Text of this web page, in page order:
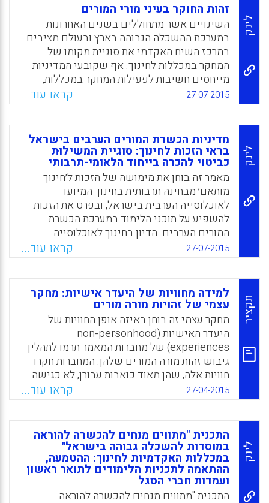
לינק
זהות החוקר בעיני מורי המורים
השינויים אשר מתחוללים בשנים האחרונות
במערכת ההשכלה הגבוהה בארץ ובעולם מציבים
במרכז השיח האקדמי את סוגיית מקומו של
המחקר במכללות לחינוך. אף שקובעי המדיניות
מייחסים חשיבות לפעילות המחקר במכללות,
בפועל הפעילות הזו מועטה. נוסף על כך נשמעות
טענות בדבר אי-התאמתו של המחקר ל'זהות
הליבה' של מורי מורים – מעשה ההוראה. על מנת
לבחון כיצד ה'חוקר' יכול להיות חלק קוהרנטי
מזהותו של מורה המורים ולשקף את מהותו, נעשה
במחקר שימוש במתודולוגיה המשלבת בין שיטות
מחקר כמותיות לשיטות מחקר איכותניות (mixed
methods) כדי לאפיין את זהותו של 'מורה מורים
חוקר' (התכונות המיוחסות לו והפעילויות המצופות
ממנו) בעיני מורי המורים. כמו כן נבדק אם יש
הבדלים בין בעלי תפקידים במכללה לחינוך
בתפיסת זהותו של 'מורה מורים חוקר' זה (אסנת
רובין, רינה צדיק).
WhatsApp
Facebook
Email
X
27-07-2015 קראו עוד...
לינק
מדיניות הכשרת המורים הערבים בישראל
בראי הזכות לחינוך: סוגיית המשילוּת
כביטוי להכרה בייחוד הלאומי-תרבותי
מאמר זה בוחן את מימושה של הזכות ל׳חינוך
מותאם׳ מבחינה תרבותית בחינוך המיועד
לאוכלוסייה הערבית בישראל, ובפרט את הזכות
להשפיע על תוכני הלימוד במערכת הכשרת
המורים הערבים. הדיון בחינוך לאוכלוסייה
הערבית מתרחב במאמר מהמערכת הפורמלית
למערכת הכשרת המורים הערבים, תוך התמקדות
בשיח המשפטי. הדיון בזכות להשפיע על תוכני
החינוך הוא, לטענתנו, דיון עקרוני בזכות לתרבות
ובמידת החופש התרבותי שקבוצת המיעוט נהנית
ממנו בבחירת הזהויות שלה ובקביעת הערכים
שעל פיהם היא רוצה לחיות ולחנך את הדורות
הבאים (אימן אגבאריה, יוסף גבארין).
WhatsApp
Facebook
Email
X
27-07-2015 קראו עוד...
תקציר
למידה מחוויות של היעדר אישיות: מחקר
עצמי של זהויות מורה מורים
מחקר עצמי זה בוחן באיזה אופן החוויות של
היעדר האישיות (non-personhood
experiences) של מחברות המאמר תרמו לתהליך
גיבוש זהות מורה המורים שלהן. המחברות חקרו
חוויות אלה, שהן מאוד כואבות עבורן, לא כגישה
קורבנית אלא משום שרצו ללמוד משהו לגבי
האופן שבו הן יכולות לעסוק באינטראקציות
בעייתיות אלו כדי לחדש את מחויבותן לעבודתן
כמורי מורים באוניברסיטה (Rice, Mary
Frances; Newberry, Melissa; Whiting, Erin;
Cutri, Ramona; Pinnegar, Stefinee, 2015).
WhatsApp
Facebook
Email
X
27-04-2015 קראו עוד...
לינק
התכנית "מתווים מנחים להכשרה להוראה
במוסדות להשכלה גבוהה בישראל"
במכללות האקדמיות לחינוך: ההטמעה,
ההתאמה לתכניות הלימודים לתואר ראשון
ועמדות חברי הסגל
התכנית "מתווים מנחים להכשרה להוראה